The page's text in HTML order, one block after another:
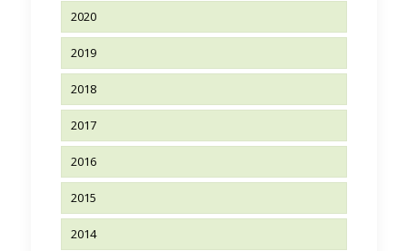
2020
2019
2018
2017
2016
2015
2014